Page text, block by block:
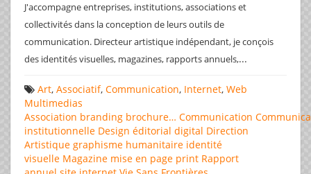
J'accompagne entreprises, institutions, associations et
collectivités dans la conception de leurs outils de
communication. Directeur artistique indépendant, je conçois
des identités visuelles, magazines, rapports annuels,...
Art, Associatif, Communication, Internet, Web
Multimedias
Association branding brochure… Communication
institutionnelle Design éditorial digital Direction
Artistique graphisme humanitaire identité
visuelle Magazine mise en page print Rapport